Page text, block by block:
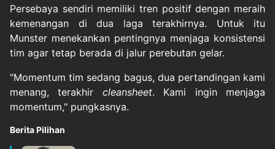
Persebaya sendiri memiliki tren positif dengan meraih
kemenangan di dua laga terakhirnya. Untuk itu
Munster menekankan pentingnya menjaga konsistensi
tim agar tetap berada di jalur perebutan gelar.
"Momentum tim sedang bagus, dua pertandingan kami
menang, terakhir cleansheet. Kami ingin menjaga
momentum," pungkasnya.
Berita Pilihan